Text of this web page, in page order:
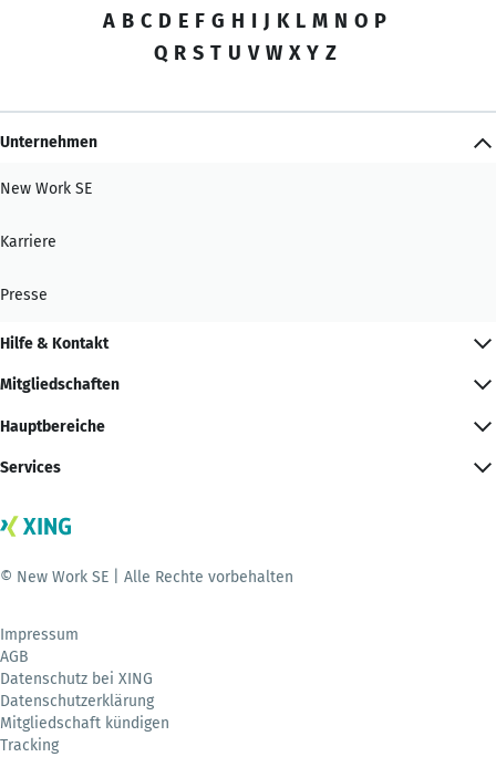
A B C D E F G H I J K L M N O P
Q R S T U V W X Y Z
Unternehmen
New Work SE
Karriere
Presse
Hilfe & Kontakt
Mitgliedschaften
Hauptbereiche
Services
© New Work SE | Alle Rechte vorbehalten
Impressum
AGB
Datenschutz bei XING
Datenschutzerklärung
Mitgliedschaft kündigen
Tracking